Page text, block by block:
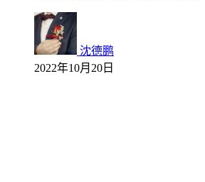
沈德鹏
2022年10月20日